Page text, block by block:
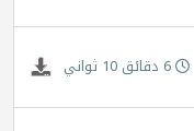
6 دقائق 10 ثواني